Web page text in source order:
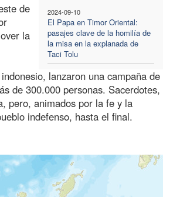
2024-09-10
El Papa en Timor Oriental:
pasajes clave de la homilía de
la misa en la explanada de
Taci Tolu
de
la
lanzaron una campaña de
de 300.000 personas. Sacerdotes,
pero, animados por la fe y la
indefenso, hasta el final.